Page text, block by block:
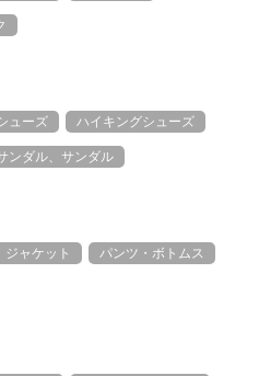
ューズ ハイキングシューズ
ンダル、サンダル
ジャケット パンツ・ボトムス